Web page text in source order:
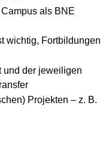
als BNE
wichtig, Fortbildungen
und der jeweiligen
Projekten – z. B.